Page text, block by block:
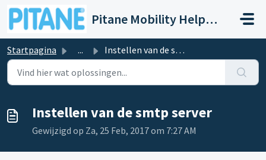
Doorgaan naar hoofdinhoud
Pitane Mobility Help- en Servicedesk
Startpagina ... Instellen van de smtp server
Instellen van de smtp server
Gewijzigd op Za, 25 Feb, 2017 om 7:27 AM